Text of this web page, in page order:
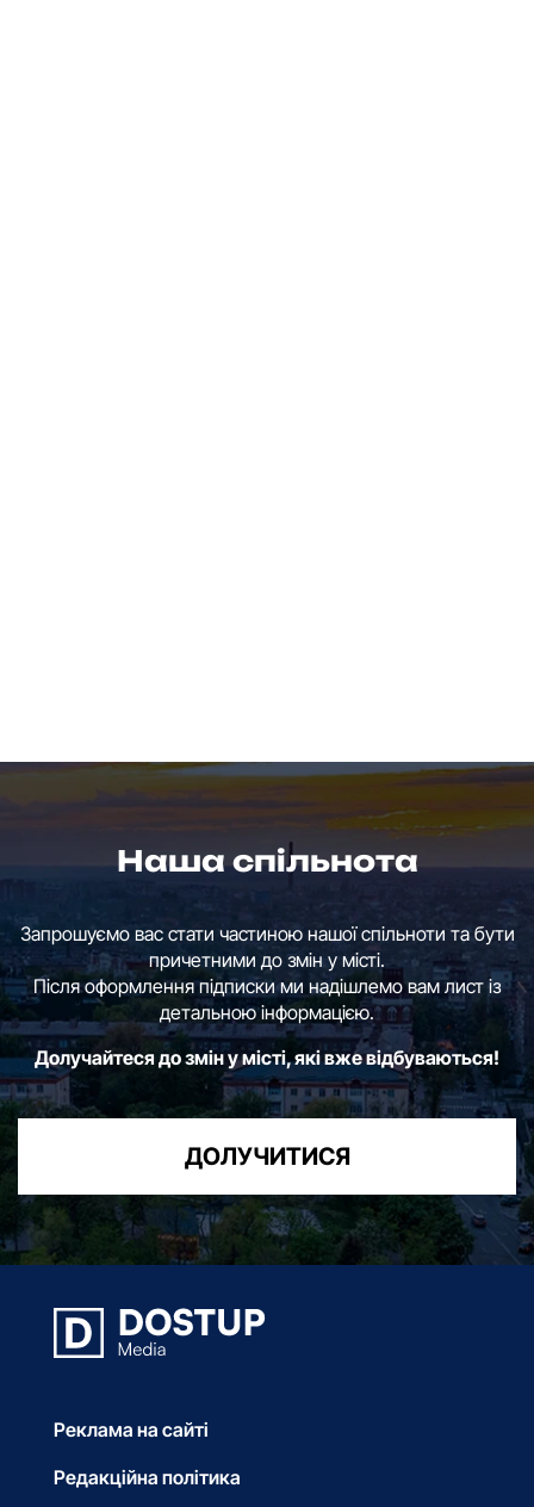
Наша спільнота
Запрошуємо вас стати частиною нашої спільноти та бути
причетними до змін у місті.
Після оформлення підписки ми надішлемо вам лист із
детальною інформацією.
Долучайтеся до змін у місті, які вже відбуваються!
ДОЛУЧИТИСЯ
Реклама на сайті
Редакційна політика